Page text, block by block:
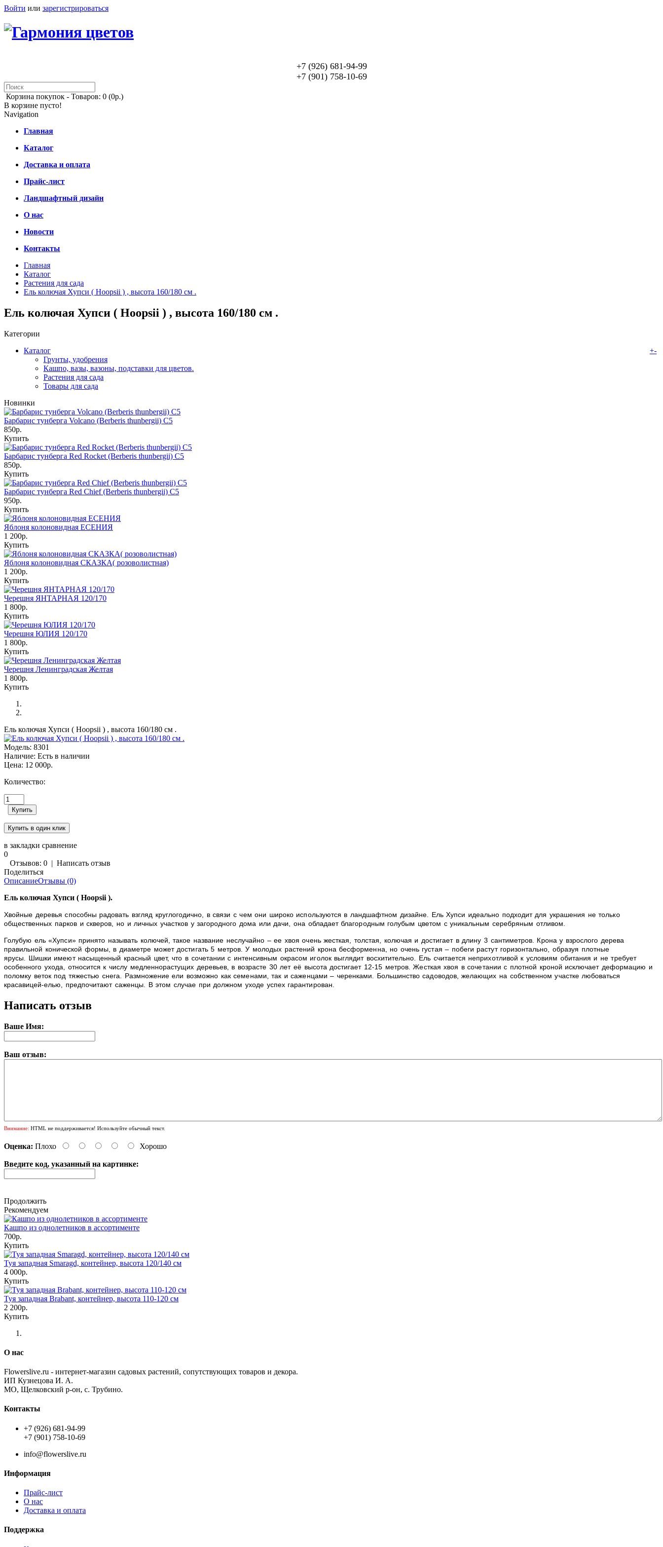
Войти или зарегистрироваться
+7 (926) 681-94-99
+7 (901) 758-10-69
Корзина покупок - Товаров: 0 (0р.)
В корзине пусто!
Navigation
Главная
Каталог
Доставка и оплата
Прайс-лист
Ландшафтный дизайн
О нас
Новости
Контакты
Главная
Каталог
Растения для сада
Ель колючая Хупси ( Hoopsii ) , высота 160/180 см .
Ель колючая Хупси ( Hoopsii ) , высота 160/180 см .
Категории
Каталог
+-
Грунты, удобрения
Кашпо, вазы, вазоны, подставки для цветов.
Растения для сада
Товары для сада
Новинки
Барбарис тунберга Volcano (Berberis thunbergii) C5
850р.
Купить
Барбарис тунберга Red Rocket (Berberis thunbergii) С5
850р.
Купить
Барбарис тунберга Red Chief (Berberis thunbergii) С5
950р.
Купить
Яблоня колоновидная ЕСЕНИЯ
1 200р.
Купить
Яблоня колоновидная СКАЗКА( розоволистная)
1 200р.
Купить
Черешня ЯНТАРНАЯ 120/170
1 800р.
Купить
Черешня ЮЛИЯ 120/170
1 800р.
Купить
Черешня Ленинградская Желтая
1 800р.
Купить
Ель колючая Хупси ( Hoopsii ) , высота 160/180 см .
Модель: 8301
Наличие: Есть в наличии
Цена: 12 000р.
Количество:
в закладки сравнение
0
Отзывов: 0 | Написать отзыв
Поделиться
ОписаниеОтзывы (0)
Ель колючая Хупси ( Hoopsii ).
Хвойные деревья способны радовать взгляд круглогодично, в связи с чем они широко используются в ландшафтном дизайне. Ель Хупси идеально подходит для украшения не только
общественных парков и скверов, но и личных участков у загородного дома или дачи, она обладает благородным голубым цветом с уникальным серебряным отливом.
Голубую ель «Хупси» принято называть колючей, такое название неслучайно – ее хвоя очень жесткая, толстая, колючая и достигает в длину 3 сантиметров. Крона у взрослого дерева
правильной конической формы, в диаметре может достигать 5 метров. У молодых растений крона бесформенна, но очень густая – побеги растут горизонтально, образуя плотные
ярусы. Шишки имеют насыщенный красный цвет, что в сочетании с интенсивным окрасом иголок выглядит восхитительно. Ель считается неприхотливой к условиям обитания и не требует
особенного ухода, относится к числу медленнорастущих деревьев, в возрасте 30 лет её высота достигает 12-15 метров. Жесткая хвоя в сочетании с плотной кроной исключает деформацию и
поломку веток под тяжестью снега. Размножение ели возможно как семенами, так и саженцами – черенками. Большинство садоводов, желающих на собственном участке любоваться
красавицей-елью, предпочитают саженцы. В этом случае при должном уходе успех гарантирован.
Написать отзыв
Ваше Имя:
Ваш отзыв:
Внимание: HTML не поддерживается! Используйте обычный текст.
Оценка: Плохо Хорошо
Введите код, указанный на картинке:
Продолжить
Рекомендуем
Кашпо из однолетников в ассортименте
700р.
Купить
Туя западная Smaragd, контейнер, высота 120/140 см
4 000р.
Купить
Туя западная Brabant, контейнер, высота 110-120 см
2 200р.
Купить
О нас
Flowerslive.ru - интернет-магазин садовых растений, сопутствующих товаров и декора.
ИП Кузнецова И. А.
МО, Щелковский р-он, с. Трубино.
Контакты
+7 (926) 681-94-99
+7 (901) 758-10-69
info@flowerslive.ru
Информация
Прайс-лист
О нас
Доставка и оплата
Поддержка